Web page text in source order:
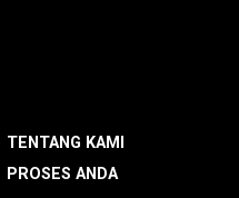
TENTANG KAMI
PROSES ANDA